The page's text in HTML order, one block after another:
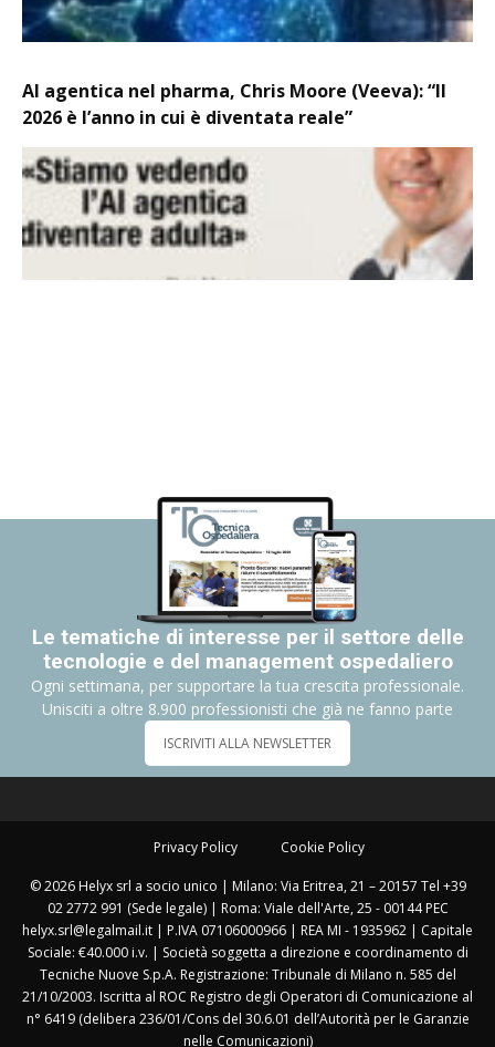
AI agentica nel pharma, Chris Moore (Veeva): “Il
2026 è l’anno in cui è diventata reale”
Le tematiche di interesse per il settore delle
tecnologie e del management ospedaliero
Ogni settimana, per supportare la tua crescita professionale.
Unisciti a oltre 8.900 professionisti che già ne fanno parte
ISCRIVITI ALLA NEWSLETTER
Privacy Policy Cookie Policy
© 2026 Helyx srl a socio unico | Milano: Via Eritrea, 21 – 20157 Tel +39
02 2772 991 (Sede legale) | Roma: Viale dell'Arte, 25 - 00144 PEC
helyx.srl@legalmail.it | P.IVA 07106000966 | REA MI - 1935962 | Capitale
Sociale: €40.000 i.v. | Società soggetta a direzione e coordinamento di
Tecniche Nuove S.p.A. Registrazione: Tribunale di Milano n. 585 del
21/10/2003. Iscritta al ROC Registro degli Operatori di Comunicazione al
n° 6419 (delibera 236/01/Cons del 30.6.01 dell’Autorità per le Garanzie
nelle Comunicazioni)